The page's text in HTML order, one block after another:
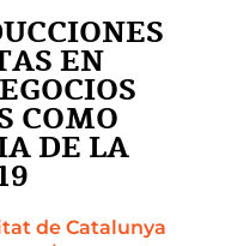
EN
COMO
DE LA
de Catalunya